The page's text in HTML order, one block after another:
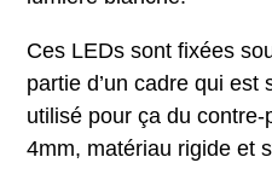
Ces LEDs sont fixées
partie d’un cadre qui est
utilisé pour ça du
4mm, matériau rigide et